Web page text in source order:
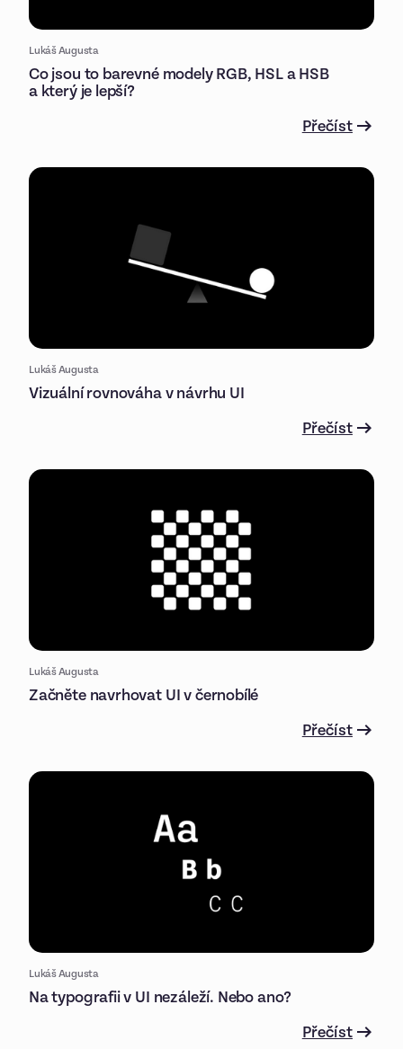
Lukáš Augusta
Co jsou to barevné modely RGB, HSL a HSB
a který je lepší?
Přečíst
Lukáš Augusta
Vizuální rovnováha v návrhu UI
Přečíst
Lukáš Augusta
Začněte navrhovat UI v černobílé
Přečíst
Lukáš Augusta
Na typografii v UI nezáleží. Nebo ano?
Přečíst